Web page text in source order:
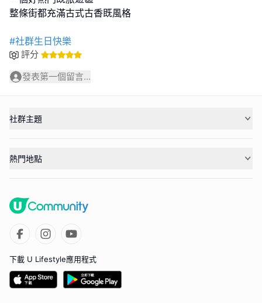
整條街都充滿古式古香既風格
#社群生日快樂
評分
發表第一個留言...
社群主題
熱門地點
下載 U Lifestyle應用程式